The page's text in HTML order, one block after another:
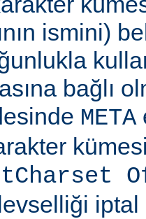
ismini)
bağlı
META
iptal